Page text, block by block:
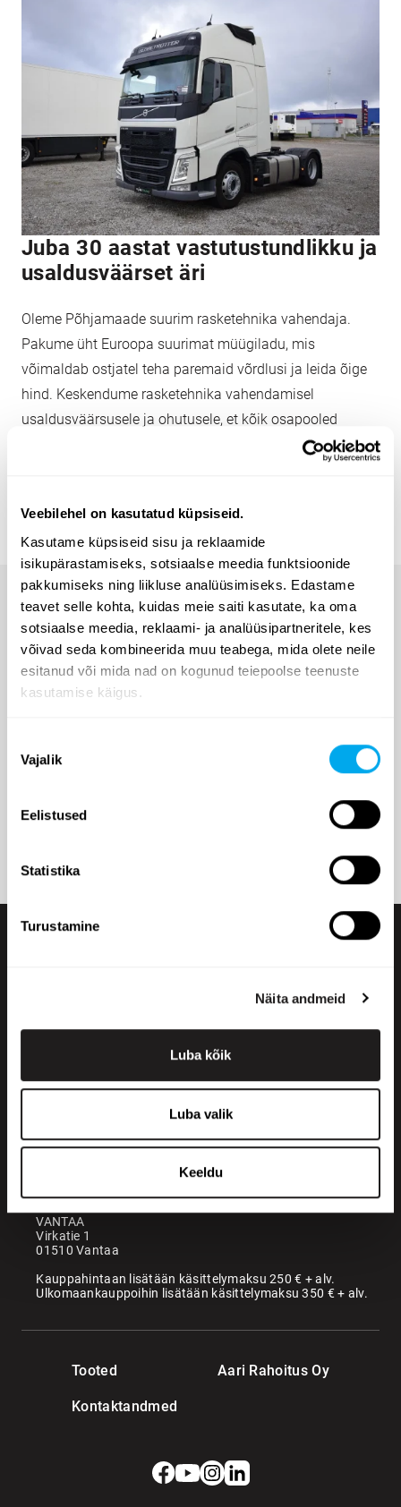
Veebilehel on kasutatud küpsiseid.
Kasutame küpsiseid sisu ja reklaamide
isikupärastamiseks, sotsiaalse meedia funktsioonide
pakkumiseks ning liikluse analüüsimiseks. Edastame
teavet selle kohta, kuidas meie saiti kasutate, ka oma
sotsiaalse meedia, reklaami- ja analüüsipartneritele, kes
võivad seda kombineerida muu teabega, mida olete neile
esitanud või mida nad on kogunud teiepoolse teenuste
kasutamise käigus.
valik
Vajalik
Eelistused
Statistika
Turustamine
Näita andmeid
Luba kõik
Luba valik
Keeldu
Juba 30 aastat vastutustundlikku ja
usaldusväärset äri
Oleme Põhjamaade suurim rasketehnika vahendaja.
Pakume üht Euroopa suurimat müügiladu, mis
võimaldab ostjatel teha paremaid võrdlusi ja leida õige
hind. Keskendume rasketehnika vahendamisel
usaldusväärsusele ja ohutusele, et kõik osapooled
Maan parhaita konetarjouksia
suoraan sähköpostiisi
Lomake on suojattu roskapostin estämiseksi Googlen reCAPTCHA-
käyttöehdot.
Lähettämällä viestin hyväksyn henkilötietojeni käsittelyn
Tooted Aari Rahoitus Oy
Kontaktandmed
+358 200 70070
Kontor
VANTAA
Virkatie 1
01510 Vantaa
Kauppahintaan lisätään käsittelymaksu 250 € + alv.
Ulkomaankauppoihin lisätään käsittelymaksu 350 € + alv.